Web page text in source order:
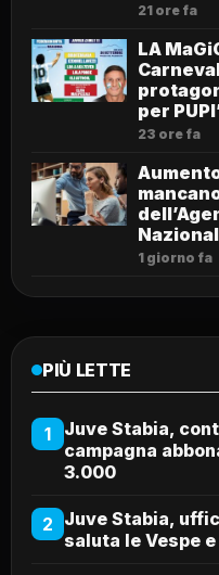
21 ore fa
LA
per
23 ore fa
1 giorno fa
PIÙ LETTE
1
Juve Stabia,
campagna
3.000
2 Juve Stabia,
saluta le Vespe